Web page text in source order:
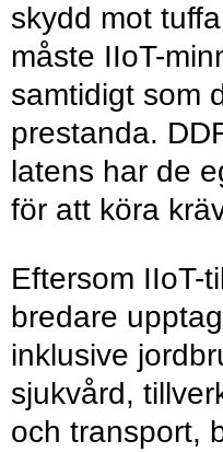
skydd mot
måste IIoT-
samtidigt som
prestanda.
latens har de
för att köra
Eftersom IIoT-
bredare
inklusive
sjukvård,
och transport,